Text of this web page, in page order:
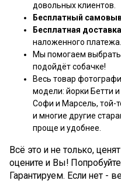
довольных клиентов.
Бесплатный
Бесплатная доставка
наложенного платежа.
Мы помогаем выбрать
подойдёт собачке!
Весь товар
модели: йорки Бетти
Софи и Марсель, той-
и многие другие
проще и удобнее.
Всё это и не только,
оцените и Вы!
Гарантируем. Если нет -